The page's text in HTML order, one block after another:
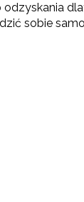
odzyskania
sobie